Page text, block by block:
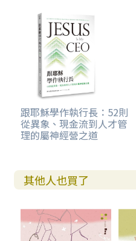
跟耶穌學作執行長：52則
從異象、現金流到人才管
理的屬神經營之道
其他人也買了